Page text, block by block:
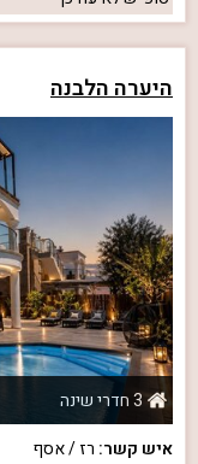
היערה הלבנה
3 חדרי שינה
איש קשר: רז / אסף